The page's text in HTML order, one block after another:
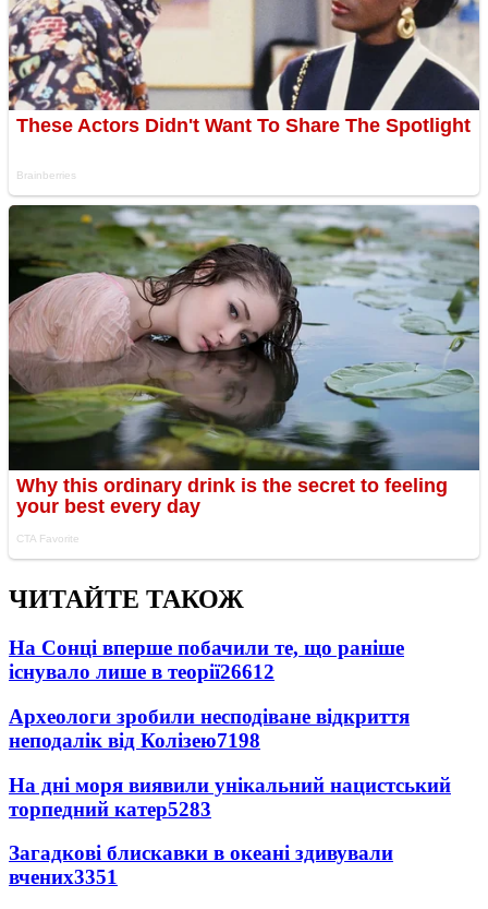
ЧИТАЙТЕ ТАКОЖ
На Сонці вперше побачили те, що раніше
існувало лише в теорії26612
Археологи зробили несподіване відкриття
неподалік від Колізею7198
На дні моря виявили унікальний нацистський
торпедний катер5283
Загадкові блискавки в океані здивували
вчених3351